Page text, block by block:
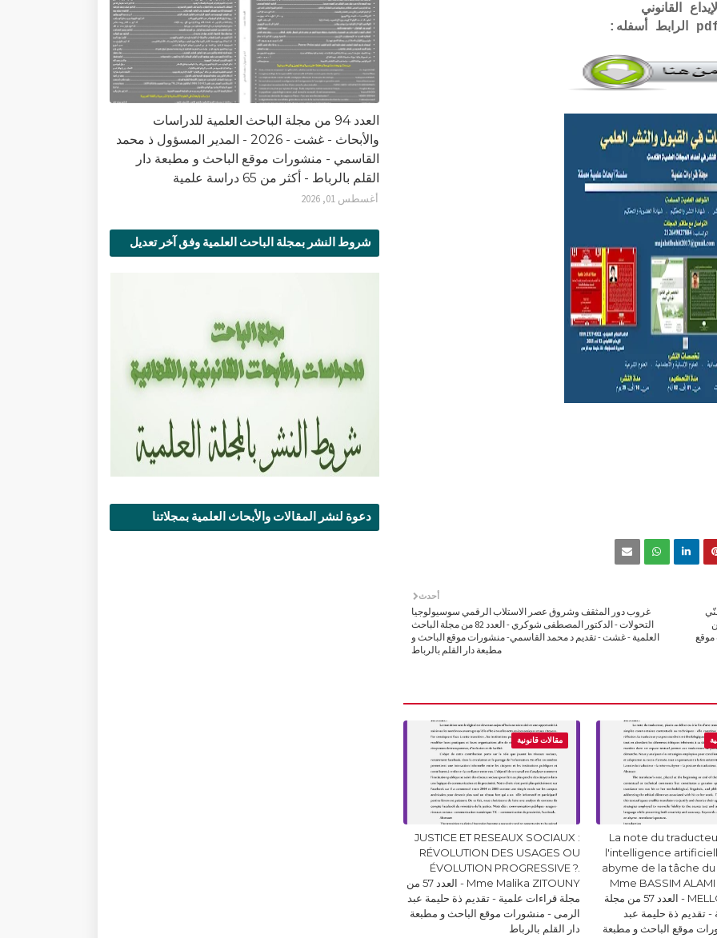
القانوني
أحدث
غروب دور المثقف وشروق عصر الاستلاب الرقمي سوسيولوجيا
التحولات - الدكتور المصطفى شوكري - العدد 82 من مجلة الباحث
العلمية - غشت - تقديم د محمد القاسمي- منشورات موقع الباحث و
مطبعة دار القلم بالرباط
- العدد 82 من
La note du
l'intelligence
abyme de la tâche
Mme BASSIM
MELLOUKI Ismail - العدد 57 من مجلة
- تقديم ذة حليمة عبد
موقع الباحث و مطبعة
مقالات قانونية
JUSTICE ET RESEAUX SOCIAUX :
RÉVOLUTION DES USAGES OU
ÉVOLUTION PROGRESSIVE ?.
Mme Malika ZITOUNY - العدد 57 من
مجلة قراءات علمية - تقديم ذة حليمة عبد
الرمى - منشورات موقع الباحث و مطبعة
دار القلم بالرباط
العدد 94 من مجلة الباحث العلمية للدراسات
والأبحاث - غشت - 2026 - المدير المسؤول ذ محمد
القاسمي - منشورات موقع الباحث و مطبعة دار
القلم بالرباط - أكثر من 65 دراسة علمية
أغسطس 01, 2026
شروط النشر بمجلة الباحث العلمية وفق آخر تعديل
دعوة لنشر المقالات والأبحاث العلمية بمجلاتنا